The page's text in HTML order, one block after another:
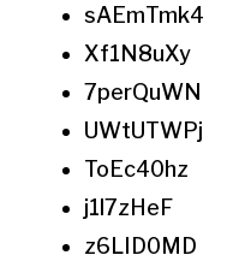
sAEmTmk4
Xf1N8uXy
7perQuWN
UWtUTWPj
ToEc40hz
j1l7zHeF
z6LID0MD